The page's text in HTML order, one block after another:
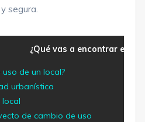
segura.
¿Qué vas a encontrar en
uso de un local?
urbanística
local
de cambio de uso